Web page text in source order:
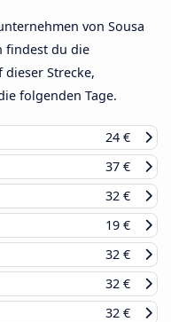
von Sousa
findest du die
Strecke,
folgenden Tage.
24 €
37 €
32 €
19 €
32 €
32 €
32 €